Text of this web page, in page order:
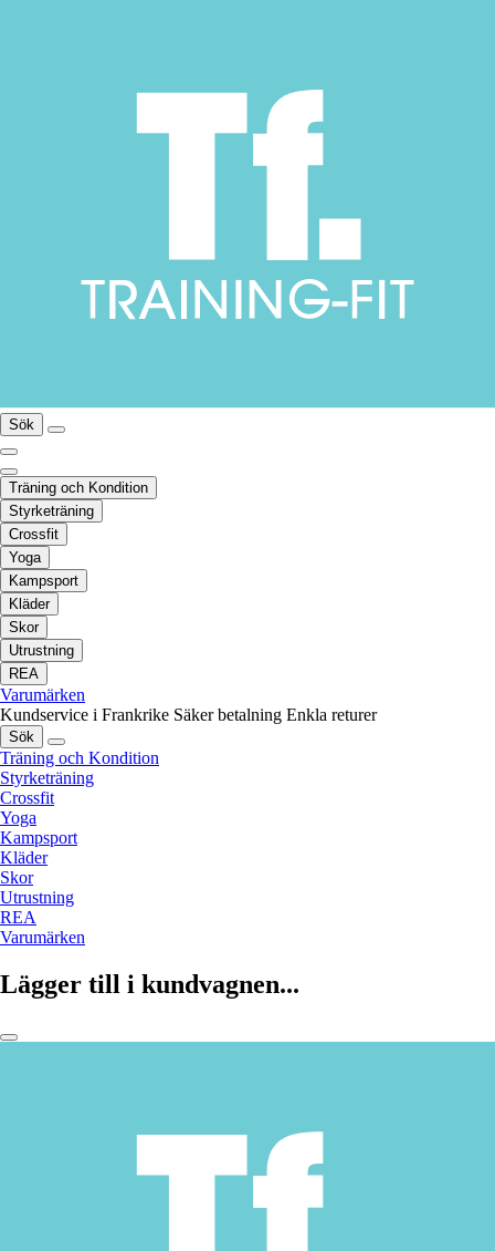
Sök
Träning och Kondition
Styrketräning
Crossfit
Yoga
Kampsport
Kläder
Skor
Utrustning
REA
Varumärken
Kundservice i Frankrike Säker betalning Enkla returer
Sök
Träning och Kondition
Styrketräning
Crossfit
Yoga
Kampsport
Kläder
Skor
Utrustning
REA
Varumärken
Lägger till i kundvagnen...